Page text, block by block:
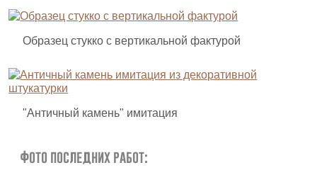
Образец стукко с вертикальной фактурой
"Античный камень" имитация
Фото последних работ: